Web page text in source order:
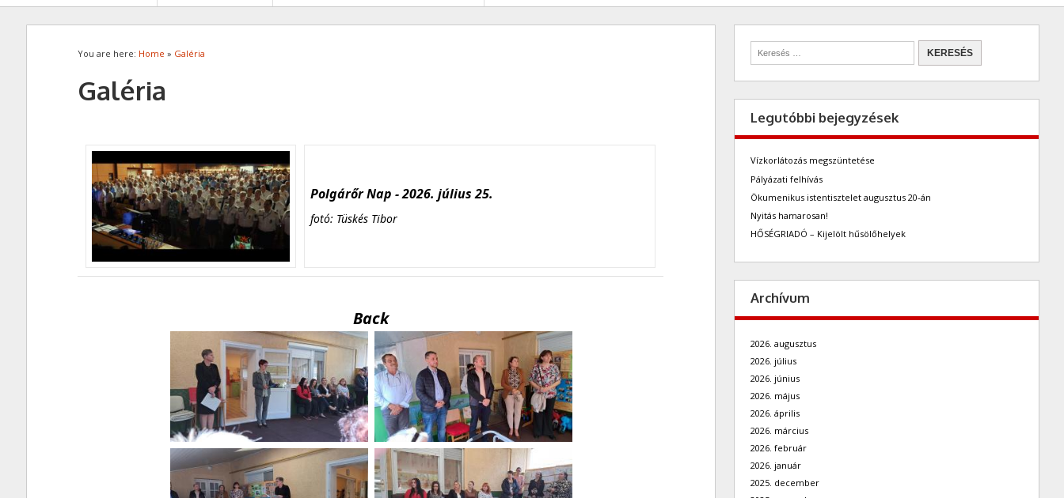
You are here: Home » Galéria
Galéria
Polgárőr Nap - 2026. július 25.
fotó: Tüskés Tibor
Back
Legutóbbi bejegyzések
Vízkorlátozás megszüntetése
Pályázati felhívás
Ökumenikus istentisztelet augusztus 20-án
Nyitás hamarosan!
HŐSÉGRIADÓ – Kijelölt hűsölőhelyek
Archívum
2026. augusztus
2026. július
2026. június
2026. május
2026. április
2026. március
2026. február
2026. január
2025. december